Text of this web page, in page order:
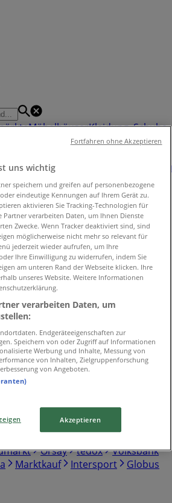
MöbelhäuserKleidung, Schuhe
Drogerien und
Discounter
und
Reisen und FreizeitOptiker und
Bücher und SchreibwarenBanken
»
in Neumünster
Birkenstock
Aldi Süd
Philipps Tamaris
Yamaha
Gerry Weber Samsung
Orsay tedox
Volksbank
Marktkauf Intersport Globus
uns wichtig
speichern und greifen auf personenbezogene
eindeutige Kennungen auf Ihrem Gerät zu.
aktivieren Sie Tracking-Technologien für
Partner verarbeiten Daten, um Ihnen Dienste
Zwecke. Wenn Tracker deaktiviert sind, sind
möglicherweise nicht mehr so relevant für
jederzeit wieder aufrufen, um Ihre
Ihre Einwilligung zu widerrufen, indem Sie
am unteren Rand der Webseite klicken. Ihre
unseres Website. Weitere Informationen
verarbeiten Daten, um
Endgeräteeigenschaften zur
Speichern von oder Zugriff auf Informationen
Werbung und Inhalte, Messung von
von Inhalten, Zielgruppenforschung
von Angeboten.
Akzeptieren
Fortfahren ohne Akzeptieren